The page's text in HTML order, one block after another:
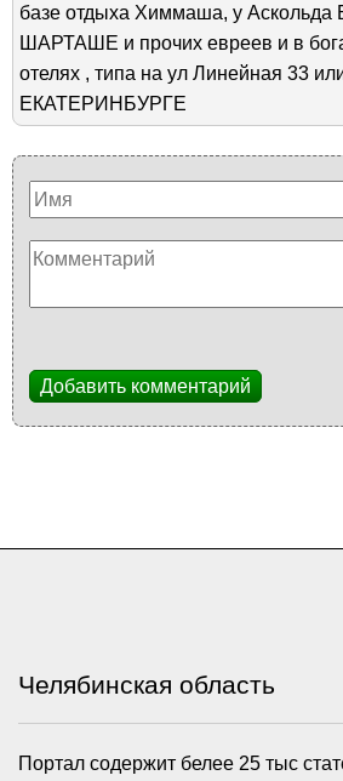
базе отдыха Химмаша, у
ШАРТАШЕ и прочих евреев и в
отелях , типа на ул Линейная 33
ЕКАТЕРИНБУРГЕ
Добавить комментарий
Челябинская область
Портал содержит белее 25 тыс